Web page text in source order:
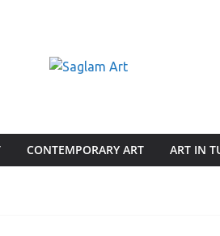
CONTEMPORARY ART ART IN